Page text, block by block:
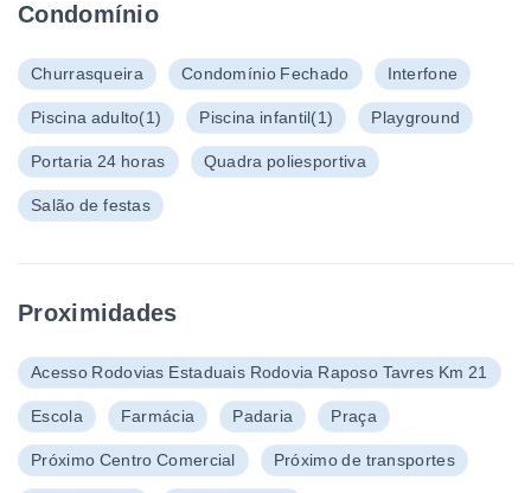
Condomínio
Churrasqueira Condomínio Fechado Interfone
Piscina adulto(1) Piscina infantil(1) Playground
Portaria 24 horas Quadra poliesportiva
Salão de festas
Proximidades
Acesso Rodovias Estaduais Rodovia Raposo Tavres Km 21
Escola Farmácia Padaria Praça
Próximo Centro Comercial Próximo de transportes